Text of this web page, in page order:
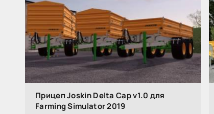
Прицеп Joskin Delta Cap v1.0 для
Farming Simulator 2019